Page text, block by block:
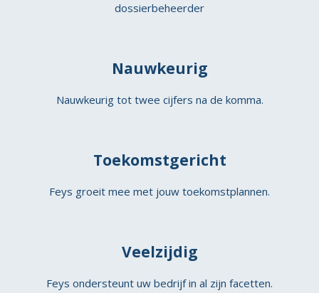
dossierbeheerder
Nauwkeurig
Nauwkeurig tot twee cijfers na de komma.
Toekomstgericht
Feys groeit mee met jouw toekomstplannen.
Veelzijdig
Feys ondersteunt uw bedrijf in al zijn facetten.